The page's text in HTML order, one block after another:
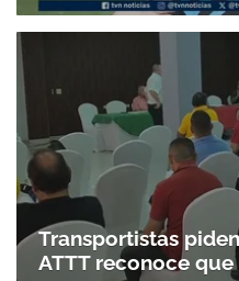
Transportistas
ATTT reconoce